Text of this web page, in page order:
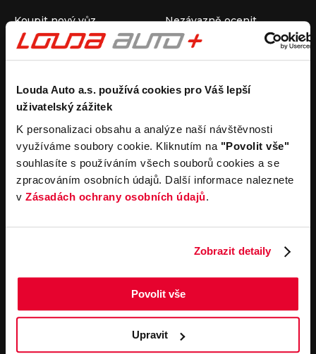
Louda Auto a.s. používá cookies pro Váš lepší
uživatelský zážitek
K personalizaci obsahu a analýze naší návštěvnosti
využíváme soubory cookie. Kliknutím na "Povolit vše"
souhlasíte s používáním všech souborů cookies a se
zpracováním osobních údajů. Další informace naleznete
v Zásadách ochrany osobních údajů.
Zobrazit detaily
Povolit vše
Upravit
Koupit nový vůz
Koupit ojetý vůz
Koupit užitkový vůz
Nezávazně ocenit
Průběh výkupu vozu
Pronájem
Carsharing
Autopůjčovna
Operativní leasing
Společnost
Louda Auto+ Poděbrady
Obytné vozy
Novinky
Kariéra
Servisní služby
Servis
Důležité odkazy
Cookies
Všeobecné obchodní
podmínky pro online
vozidel
Všeobecné obchodní
podmínky pro provádění
servisních prací
Všeobecné obchodní